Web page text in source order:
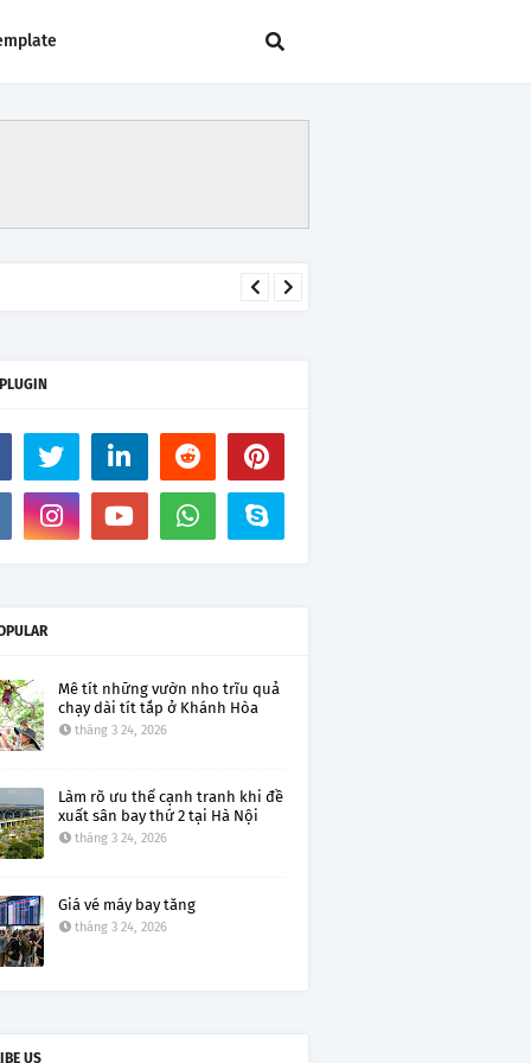
Mê tít những vườn nho trĩu quả
chạy dài tít tắp ở Khánh Hòa
tháng 3 24, 2026
Làm rõ ưu thế cạnh tranh khi đề
xuất sân bay thứ 2 tại Hà Nội
tháng 3 24, 2026
Giá vé máy bay tăng
tháng 3 24, 2026
US